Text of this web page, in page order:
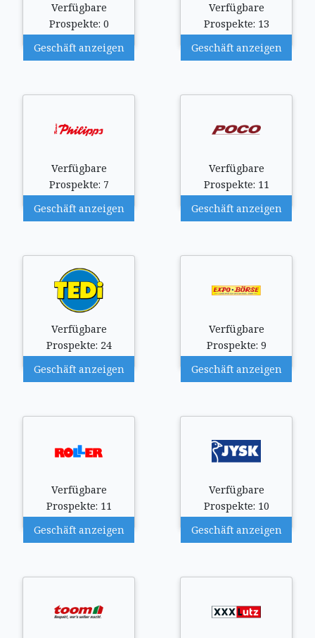
Verfügbare
Prospekte: 0
Geschäft anzeigen
Verfügbare
Prospekte: 13
Geschäft anzeigen
Verfügbare
Prospekte: 7
Geschäft anzeigen
Verfügbare
Prospekte: 11
Geschäft anzeigen
Verfügbare
Prospekte: 24
Geschäft anzeigen
Verfügbare
Prospekte: 9
Geschäft anzeigen
Verfügbare
Prospekte: 11
Geschäft anzeigen
Verfügbare
Prospekte: 10
Geschäft anzeigen